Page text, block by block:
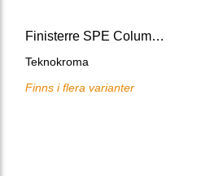
Finisterre SPE Columns Diol
Teknokroma
Finns i flera varianter